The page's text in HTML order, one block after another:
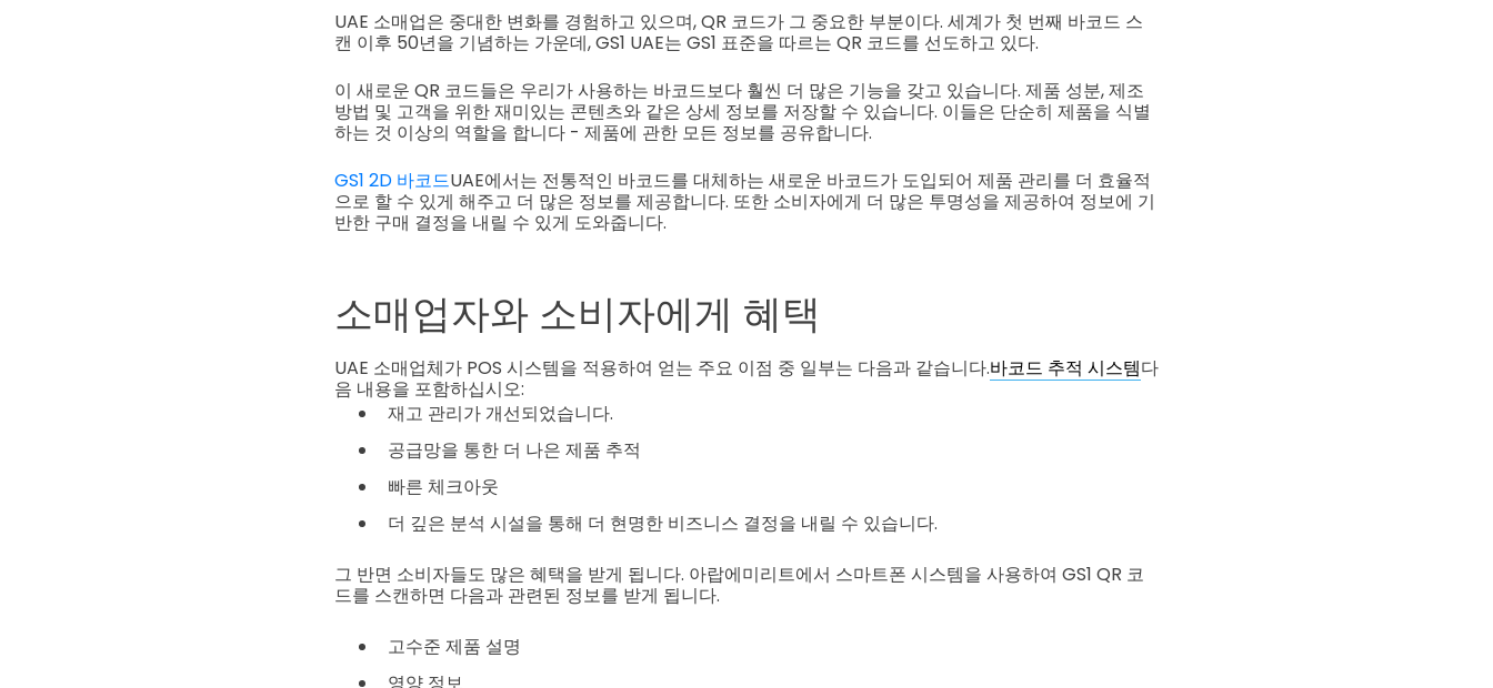
UAE 소매업은 중대한 변화를 경험하고 있으며, QR 코드가 그 중요한 부분이다. 세계가 첫 번째 바코드 스
캔 이후 50년을 기념하는 가운데, GS1 UAE는 GS1 표준을 따르는 QR 코드를 선도하고 있다.
이 새로운 QR 코드들은 우리가 사용하는 바코드보다 훨씬 더 많은 기능을 갖고 있습니다. 제품 성분, 제조
방법 및 고객을 위한 재미있는 콘텐츠와 같은 상세 정보를 저장할 수 있습니다. 이들은 단순히 제품을 식별
하는 것 이상의 역할을 합니다 - 제품에 관한 모든 정보를 공유합니다.
GS1 2D 바코드UAE에서는 전통적인 바코드를 대체하는 새로운 바코드가 도입되어 제품 관리를 더 효율적
으로 할 수 있게 해주고 더 많은 정보를 제공합니다. 또한 소비자에게 더 많은 투명성을 제공하여 정보에 기
반한 구매 결정을 내릴 수 있게 도와줍니다.
소매업자와 소비자에게 혜택
UAE 소매업체가 POS 시스템을 적용하여 얻는 주요 이점 중 일부는 다음과 같습니다.바코드 추적 시스템다
음 내용을 포함하십시오:
재고 관리가 개선되었습니다.
공급망을 통한 더 나은 제품 추적
빠른 체크아웃
더 깊은 분석 시설을 통해 더 현명한 비즈니스 결정을 내릴 수 있습니다.
그 반면 소비자들도 많은 혜택을 받게 됩니다. 아랍에미리트에서 스마트폰 시스템을 사용하여 GS1 QR 코
드를 스캔하면 다음과 관련된 정보를 받게 됩니다.
고수준 제품 설명